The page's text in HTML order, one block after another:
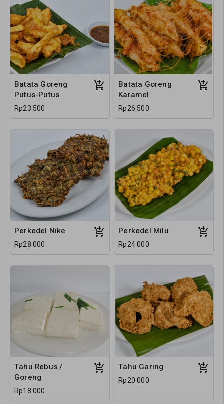
Batata Goreng
Putus-Putus
Rp23.500
Batata Goreng
Karamel
Rp26.500
Perkedel Nike
Rp28.000
Perkedel Milu
Rp24.000
Tahu Rebus /
Goreng
Rp18.000
Tahu Garing
Rp20.000